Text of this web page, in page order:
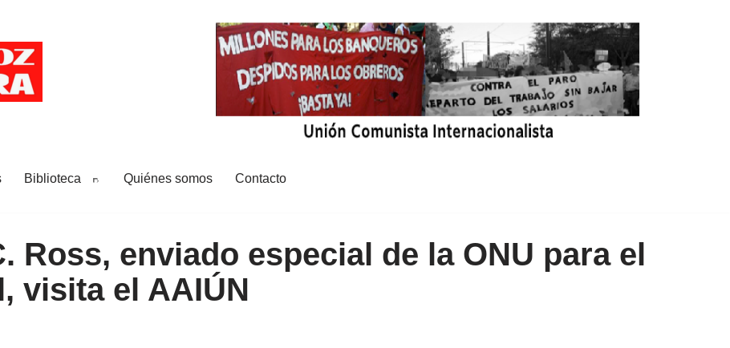
Biblioteca Quiénes somos Contacto
Ross, enviado especial de la ONU para el
visita el AAIÚN